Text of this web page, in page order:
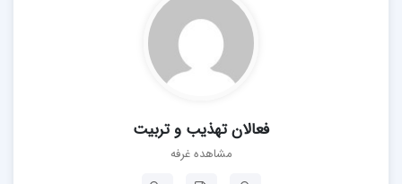
فعالان تهذیب و تربیت
مشاهده غرفه